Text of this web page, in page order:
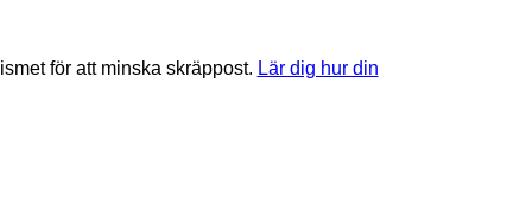
för att minska skräppost. Lär dig hur din